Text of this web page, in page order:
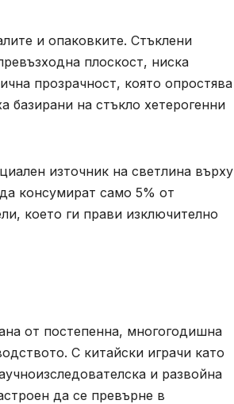
и опаковките. Стъклени
плоскост, ниска
прозрачност, която опростява
базирани на стъкло хетерогенни
източник на светлина върху
консумират само 5% от
което ги прави изключително
от постепенна, многогодишна
С китайски играчи като
и развойна
да се превърне в